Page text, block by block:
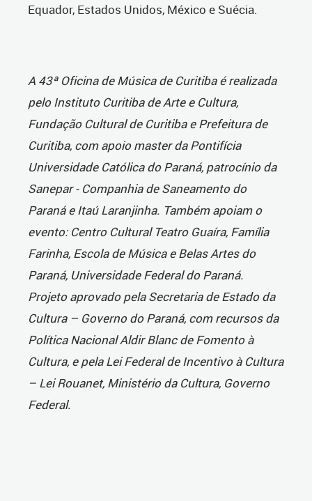
Equador, Estados Unidos, México e Suécia.
A 43ª Oficina de Música de Curitiba é realizada
pelo Instituto Curitiba de Arte e Cultura,
Fundação Cultural de Curitiba e Prefeitura de
Curitiba, com apoio master da Pontifícia
Universidade Católica do Paraná, patrocínio da
Sanepar - Companhia de Saneamento do
Paraná e Itaú Laranjinha. Também apoiam o
evento: Centro Cultural Teatro Guaíra, Família
Farinha, Escola de Música e Belas Artes do
Paraná, Universidade Federal do Paraná.
Projeto aprovado pela Secretaria de Estado da
Cultura – Governo do Paraná, com recursos da
Política Nacional Aldir Blanc de Fomento à
Cultura, e pela Lei Federal de Incentivo à Cultura
– Lei Rouanet, Ministério da Cultura, Governo
Federal.